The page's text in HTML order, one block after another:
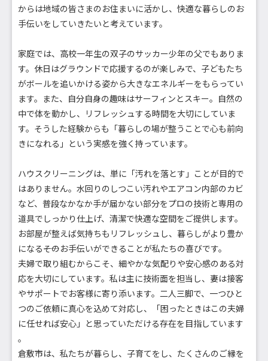
からは地域の皆さまのお住まいに活かし、快適な暮らしのお
手伝いをしていきたいと考えています。
家庭では、高校一年生の双子のサッカー少年の父でもありま
す。休日はグラウンドで応援するのが楽しみで、子どもたち
がボールを追いかける姿から大きなエネルギーをもらってい
ます。また、自分自身の趣味はサーフィンとスキー。自然の
中で体を動かし、リフレッシュする時間を大切にしていま
す。そうした経験からも「暮らしの場が整うことで心も前向
きになれる」という実感を強く持っています。
ハウスクリーニングは、単に「汚れを落とす」ことが目的で
はありません。水回りのしつこい汚れやエアコン内部のカビ
など、普段なかなか手が届かない部分をプロの技術と専用の
道具でしっかり仕上げ、清潔で快適な空間をご提供します。
お部屋が整えば気持ちもリフレッシュし、暮らしがより豊か
になる――そのお手伝いができることが私たちの喜びです。
夫婦で取り組むからこそ、細やかな気配りや安心感のある対
応を大切にしています。私は主に技術面を担当し、妻は接客
やサポートでお客様に寄り添います。二人三脚で、一つひと
つのご依頼に真心を込めて対応し、「困ったときはこの夫婦
に任せれば安心」と思っていただける存在を目指しています
。
倉敷市は、私たちが暮らし、子育てをし、たくさんのご縁を